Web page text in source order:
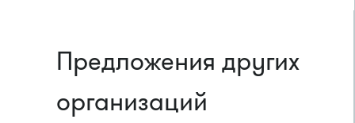
Предложения других
организаций